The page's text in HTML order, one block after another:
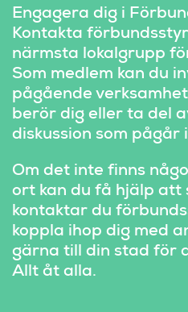
Engagera dig i
Kontakta
närmsta lokalgrupp
Som medlem kan du
pågående
berör dig eller ta del
diskussion som pågår
Om det inte finns
ort kan du få hjälp att
kontaktar du
koppla ihop dig med
gärna till din stad för
Allt åt alla.